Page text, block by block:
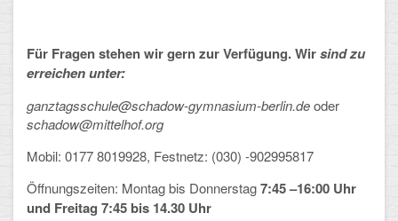
Ethik, Philosophie und Religion
Gesellschaftswissenschaften
Mathematik, Informatik und Naturwissenschaften
Sport
Für Fragen stehen wir gern zur Verfügung. Wirsind zu
erreichen unter:
ganztagsschule@schadow-gymnasium-berlin.deoder
schadow@mittelhof.org
Mobil: 0177 8019928, Festnetz: (030) -902995817
Öffnungszeiten: Montag bis Donnerstag7:45 –16:00 Uhr
und Freitag 7:45 bis 14.30 Uhr